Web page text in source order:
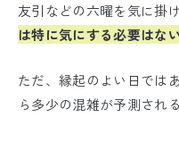
友引などの六曜を気に掛
は特に気にする必要はな
ただ、縁起のよい日では
ら多少の混雑が予測され